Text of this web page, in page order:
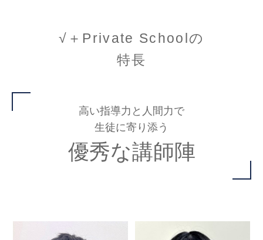
√＋Private Schoolの
特長
高い指導力と人間力で
生徒に寄り添う
優秀な講師陣